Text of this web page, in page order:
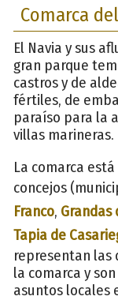
Comarca
El Navia y sus
gran parque
castros y de
fértiles, de
paraíso para la
villas marineras.
La comarca
concejos
Franco, Grandas
Tapia de
representan las
la comarca y
asuntos locales